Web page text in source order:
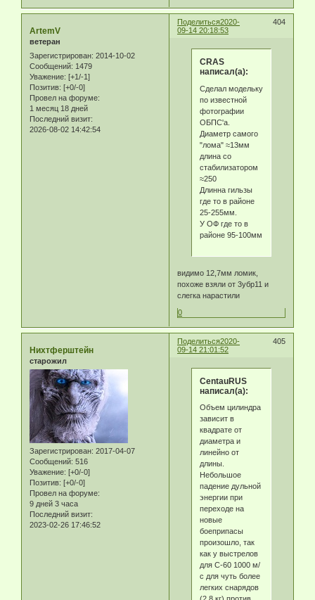
Поделиться 404
2020-
09-14 20:18:53
ArtemV
ветеран
Зарегистрирован: 2014-10-02
Сообщений: 1479
Уважение: [+1/-1]
Позитив: [+0/-0]
Провел на форуме:
1 месяц 18 дней
Последний визит:
2026-08-02 14:42:54
CRAS
написал(а):
Сделал модельку
по известной
фотографии
ОБПС'а.
Диаметр самого
"лома" ≈13мм
длина со
стабилизатором
≈250
Длинна гильзы
где то в районе
25-255мм.
У ОФ где то в
районе 95-100мм
видимо 12,7мм ломик,
похоже взяли от 3убр11 и
слегка нарастили
0
Поделиться 405
2020-
09-14 21:01:52
Нихтферштейн
старожил
Зарегистрирован: 2017-04-07
Сообщений: 516
Уважение: [+0/-0]
Позитив: [+0/-0]
Провел на форуме:
9 дней 3 часа
Последний визит:
2023-02-26 17:46:52
CentauRUS
написал(а):
Объем цилиндра
зависит в
квадрате от
диаметра и
линейно от
длины.
Небольшое
падение дульной
энергии при
переходе на
новые
боеприпасы
произошло, так
как у выстрелов
для С-60 1000 м/
с для чуть более
легких снарядов